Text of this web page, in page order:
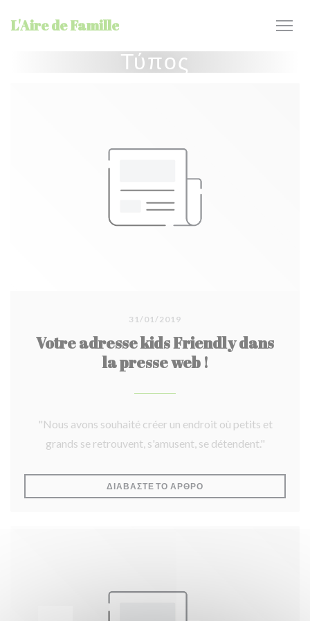
L'Aire de Famille
Τύπος
31/01/2019
Votre adresse kids Friendly dans
la presse web !
"Nous avons souhaité créer un endroit où petits et
grands se retrouvent, s'amusent, se détendent."
ΔΙΑΒΆΣΤΕ ΤΟ ΆΡΘΡΟ((ΑΝΟΊΓΕΙ ΣΕ ΝΈΟ